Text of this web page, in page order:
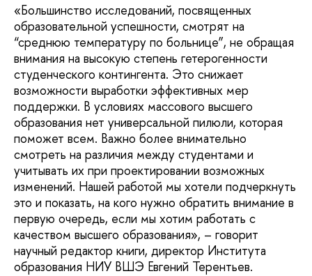
«Большинство исследований, посвященных
образовательной успешности, смотрят на
“среднюю температуру по больнице”, не обращая
внимания на высокую степень гетерогенности
студенческого контингента. Это снижает
возможности выработки эффективных мер
поддержки. В условиях массового высшего
образования нет универсальной пилюли, которая
поможет всем. Важно более внимательно
смотреть на различия между студентами и
учитывать их при проектировании возможных
изменений. Нашей работой мы хотели подчеркнуть
это и показать, на кого нужно обратить внимание в
первую очередь, если мы хотим работать с
качеством высшего образования», – говорит
научный редактор книги, директор Института
образования НИУ ВШЭ Евгений Терентьев.